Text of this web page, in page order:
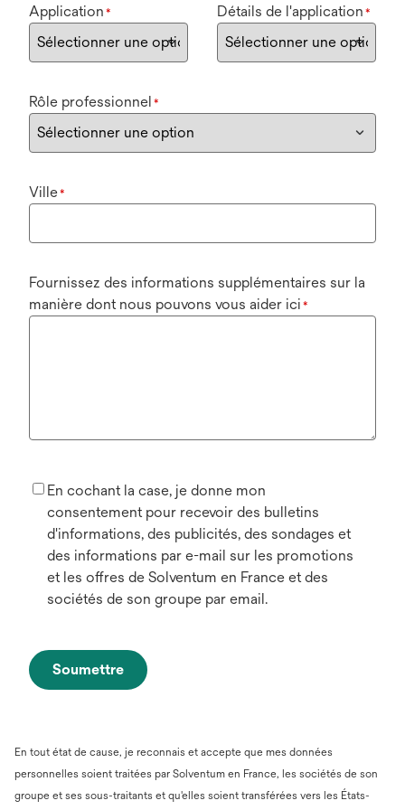
Application * Détails de l'application *
Rôle professionnel *
Ville*
Fournissez des informations supplémentaires sur la
manière dont nous pouvons vous aider ici *
En cochant la case, je donne mon
consentement pour recevoir des bulletins
d'informations, des publicités, des sondages et
des informations par e-mail sur les promotions
et les offres de Solventum en France et des
sociétés de son groupe par email.
Soumettre
En tout état de cause, je reconnais et accepte que mes données
personnelles soient traitées par Solventum en France, les sociétés de son
groupe et ses sous-traitants et qu'elles soient transférées vers les États-